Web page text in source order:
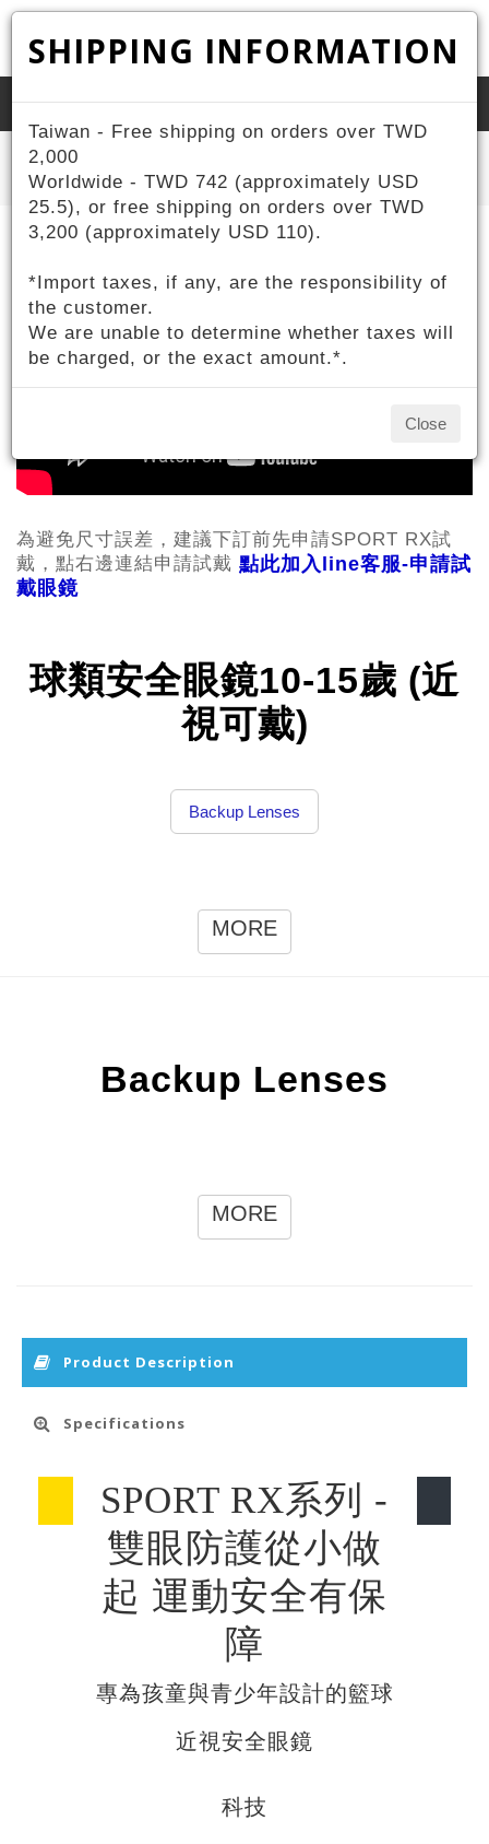
Toggle
Home
球類安全眼鏡10-15歲 (近視可戴)
為避免尺寸誤差，建議下訂前先申請SPORT RX試
戴，點右邊連結申請試戴 點此加入line客服-申請試
戴 眼鏡
球類安全眼鏡10-15歲 (近
視可戴)
Backup Lenses
MORE
Backup Lenses
MORE
Product Description
Specifications
SPORT RX系列 -
雙眼防護從小做
起 運動安全有保
障
專為孩童與青少年設計的籃球
近視安全眼鏡
科技
SHIPPING INFORMATION
Taiwan - Free shipping on orders over TWD
2,000
Worldwide - TWD 742 (approximately USD
25.5), or free shipping on orders over TWD
3,200 (approximately USD 110).
*Import taxes, if any, are the responsibility of
the customer.
We are unable to determine whether taxes will
be charged, or the exact amount.*.
Close